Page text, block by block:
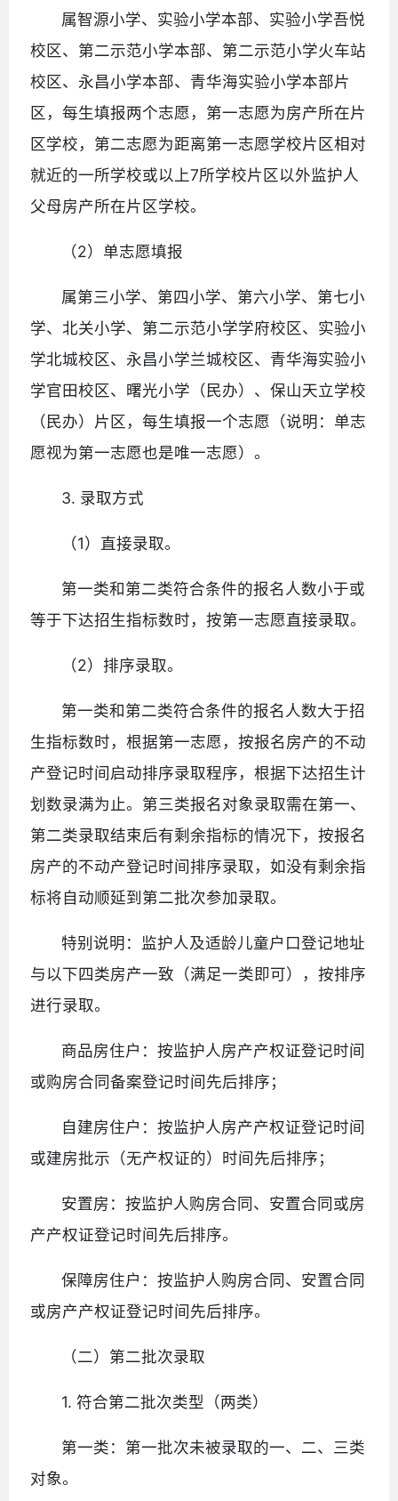
属智源小学、实验小学本部、实验小学吾悦
校区、第二示范小学本部、第二示范小学火车站
校区、永昌小学本部、青华海实验小学本部片
区，每生填报两个志愿，第一志愿为房产所在片
区学校，第二志愿为距离第一志愿学校片区相对
就近的一所学校或以上7所学校片区以外监护人
父母房产所在片区学校。
（2）单志愿填报
属第三小学、第四小学、第六小学、第七小
学、北关小学、第二示范小学学府校区、实验小
学北城校区、永昌小学兰城校区、青华海实验小
学官田校区、曙光小学（民办）、保山天立学校
（民办）片区，每生填报一个志愿（说明：单志
愿视为第一志愿也是唯一志愿）。
3. 录取方式
（1）直接录取。
第一类和第二类符合条件的报名人数小于或
等于下达招生指标数时，按第一志愿直接录取。
（2）排序录取。
第一类和第二类符合条件的报名人数大于招
生指标数时，根据第一志愿，按报名房产的不动
产登记时间启动排序录取程序，根据下达招生计
划数录满为止。第三类报名对象录取需在第一、
第二类录取结束后有剩余指标的情况下，按报名
房产的不动产登记时间排序录取，如没有剩余指
标将自动顺延到第二批次参加录取。
特别说明：监护人及适龄儿童户口登记地址
与以下四类房产一致（满足一类即可），按排序
进行录取。
商品房住户：按监护人房产产权证登记时间
或购房合同备案登记时间先后排序；
自建房住户：按监护人房产产权证登记时间
或建房批示（无产权证的）时间先后排序；
安置房：按监护人购房合同、安置合同或房
产产权证登记时间先后排序。
保障房住户：按监护人购房合同、安置合同
或房产产权证登记时间先后排序。
（二）第二批次录取
1. 符合第二批次类型（两类）
第一类：第一批次未被录取的一、二、三类
对象。